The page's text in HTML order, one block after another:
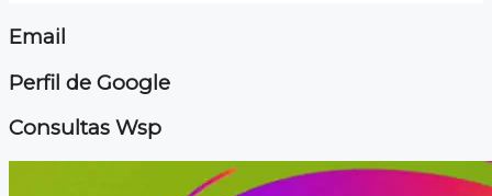
Email
Perfil de Google
Consultas Wsp